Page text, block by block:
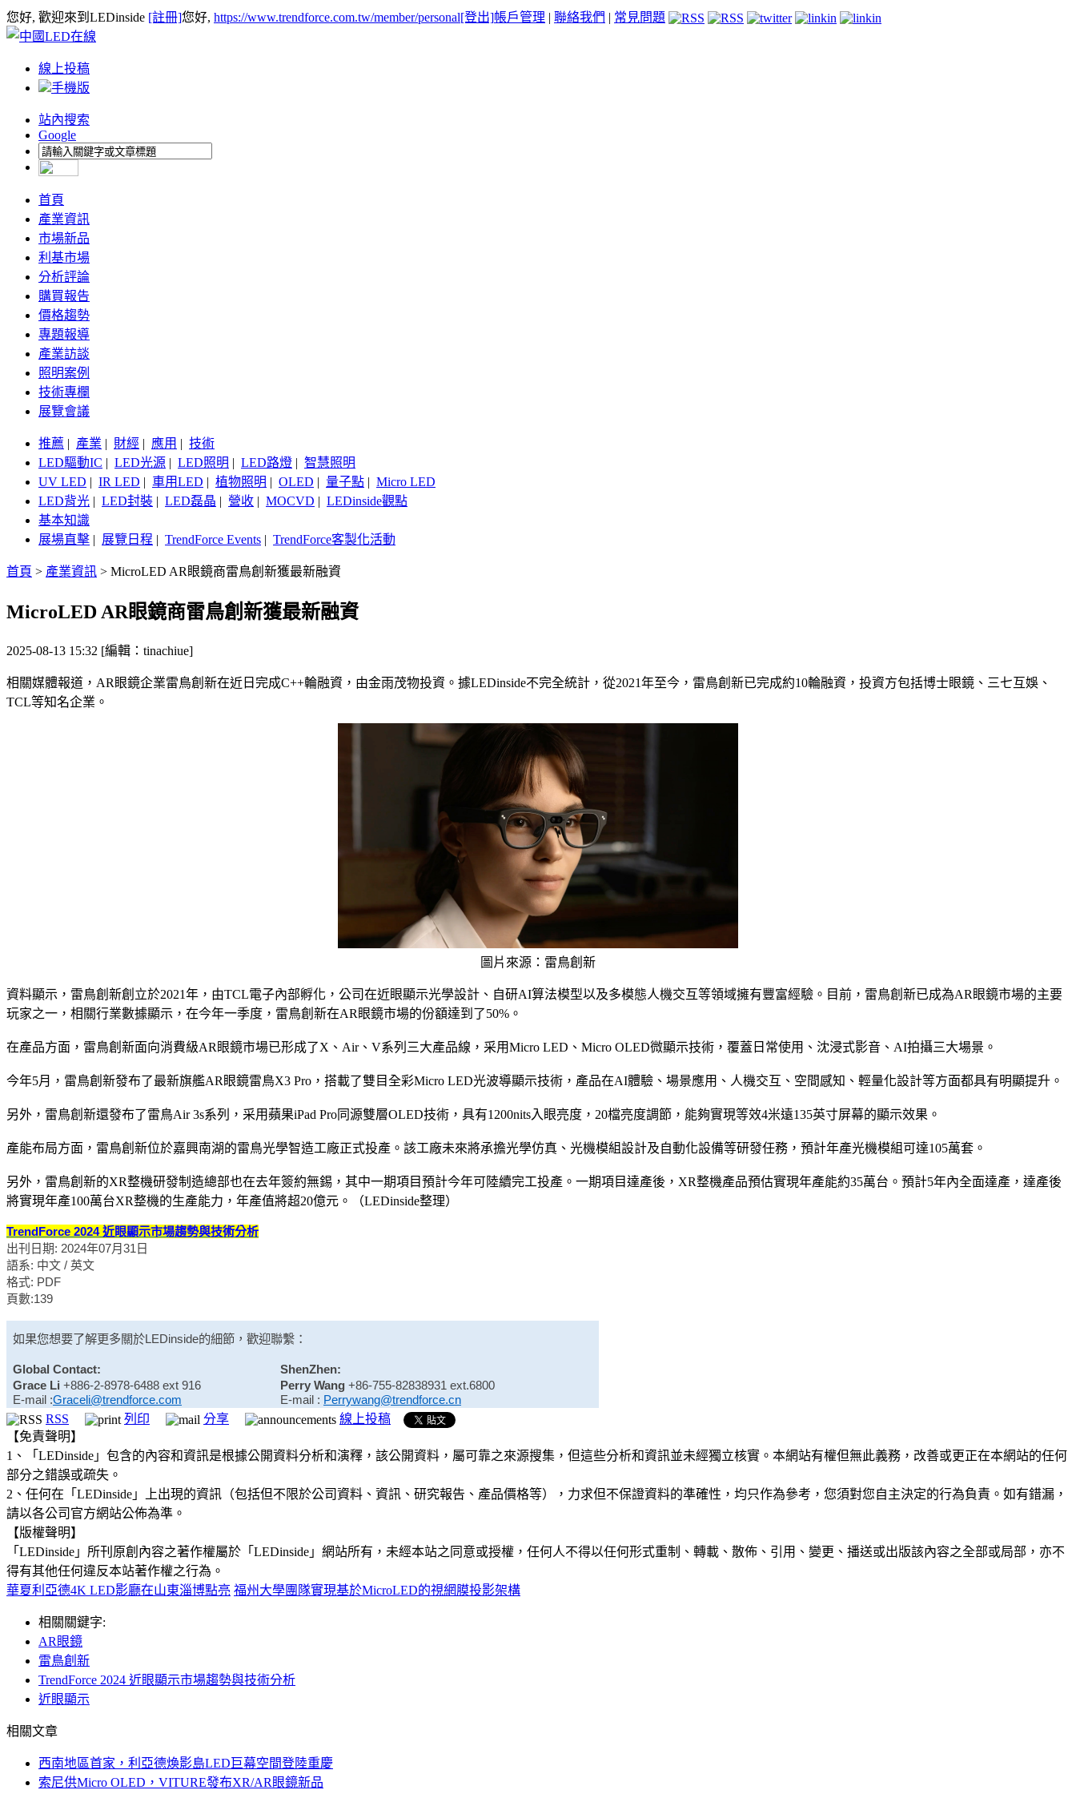
您好, 歡迎來到LEDinside [註冊]您好, https://www.trendforce.com.tw/member/personal[登出]帳戶管理 | 聯絡我們 | 常見問題
線上投稿
手機版
站內搜索
Google
首頁
產業資訊
市場新品
利基市場
分析評論
購買報告
價格趨勢
專題報導
產業訪談
照明案例
技術專欄
展覽會議
推薦 | 產業 | 財經 | 應用 | 技術
LED驅動IC | LED光源 | LED照明 | LED路燈 | 智慧照明
UV LED | IR LED | 車用LED | 植物照明 | OLED | 量子點 | Micro LED
LED背光 | LED封裝 | LED磊晶 | 營收 | MOCVD | LEDinside觀點
基本知識
展場直擊 | 展覽日程 | TrendForce Events | TrendForce客製化活動
首頁 > 產業資訊 > MicroLED AR眼鏡商雷鳥創新獲最新融資
MicroLED AR眼鏡商雷鳥創新獲最新融資
2025-08-13 15:32 [編輯：tinachiue]
相關媒體報道，AR眼鏡企業雷鳥創新在近日完成C++輪融資，由金雨茂物投資。據LEDinside不完全統計，從2021年至今，雷鳥創新已完成約10輪融資，投資方包括博士眼鏡、三七互娛、
TCL等知名企業。
圖片來源：雷鳥創新
資料顯示，雷鳥創新創立於2021年，由TCL電子內部孵化，公司在近眼顯示光學設計、自研AI算法模型以及多模態人機交互等領域擁有豐富經驗。目前，雷鳥創新已成為AR眼鏡市場的主要
玩家之一，相關行業數據顯示，在今年一季度，雷鳥創新在AR眼鏡市場的份額達到了50%。
在產品方面，雷鳥創新面向消費級AR眼鏡市場已形成了X、Air、V系列三大產品線，采用Micro LED、Micro OLED微顯示技術，覆蓋日常使用、沈浸式影音、AI拍攝三大場景。
今年5月，雷鳥創新發布了最新旗艦AR眼鏡雷鳥X3 Pro，搭載了雙目全彩Micro LED光波導顯示技術，產品在AI體驗、場景應用、人機交互、空間感知、輕量化設計等方面都具有明顯提升。
另外，雷鳥創新還發布了雷鳥Air 3s系列，采用蘋果iPad Pro同源雙層OLED技術，具有1200nits入眼亮度，20檔亮度調節，能夠實現等效4米遠135英寸屏幕的顯示效果。
產能布局方面，雷鳥創新位於嘉興南湖的雷鳥光學智造工廠正式投產。該工廠未來將承擔光學仿真、光機模組設計及自動化設備等研發任務，預計年產光機模組可達105萬套。
另外，雷鳥創新的XR整機研發制造總部也在去年簽約無錫，其中一期項目預計今年可陸續完工投產。一期項目達產後，XR整機產品預估實現年產能約35萬台。預計5年內全面達產，達產後
將實現年產100萬台XR整機的生產能力，年產值將超20億元。（LEDinside整理）
TrendForce 2024 近眼顯示市場趨勢與技術分析
出刊日期: 2024年07月31日
語系: 中文 / 英文
格式: PDF
頁數:139
如果您想要了解更多關於LEDinside的細節，歡迎聯繫：
Global Contact:
ShenZhen:
Grace Li +886-2-8978-6488 ext 916
E-mail :Graceli@trendforce.com
Perry Wang +86-755-82838931 ext.6800
E-mail : Perrywang@trendforce.cn
RSS
列印 分享
線上投稿
【免責聲明】
1、「LEDinside」包含的內容和資訊是根據公開資料分析和演釋，該公開資料，屬可靠之來源搜集，但這些分析和資訊並未經獨立核實。本網站有權但無此義務，改善或更正在本網站的任何
部分之錯誤或疏失。
2、任何在「LEDinside」上出現的資訊（包括但不限於公司資料、資訊、研究報告、產品價格等），力求但不保證資料的準確性，均只作為參考，您須對您自主決定的行為負責。如有錯漏，
請以各公司官方網站公佈為準。
【版權聲明】
「LEDinside」所刊原創內容之著作權屬於「LEDinside」網站所有，未經本站之同意或授權，任何人不得以任何形式重制、轉載、散佈、引用、變更、播送或出版該內容之全部或局部，亦不
得有其他任何違反本站著作權之行為。
華夏利亞德4K LED影廳在山東淄博點亮 福州大學團隊實現基於MicroLED的視網膜投影架構
相關關鍵字:
AR眼鏡
雷鳥創新
TrendForce 2024 近眼顯示市場趨勢與技術分析
近眼顯示
相關文章
西南地區首家，利亞德煥影島LED巨幕空間登陸重慶
索尼供Micro OLED，VITURE發布XR/AR眼鏡新品